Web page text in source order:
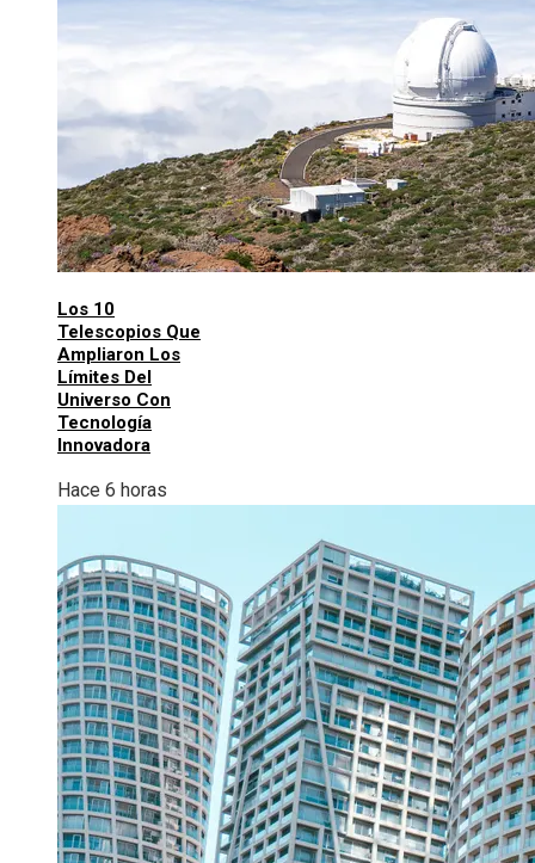
Los 10
Telescopios Que
Ampliaron Los
Límites Del
Universo Con
Tecnología
Innovadora
Hace 6 horas